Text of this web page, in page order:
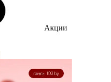
Акции